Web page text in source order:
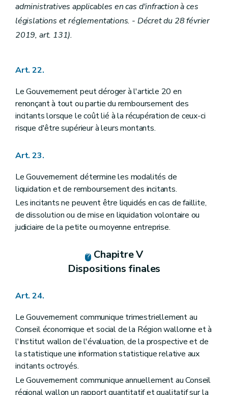
administratives applicables en cas d'infraction à ces
législations et réglementations. - Décret du 28 février
2019, art. 131).
Art. 22.
Le Gouvernement peut déroger à l'article 20 en
renonçant à tout ou partie du remboursement des
incitants lorsque le coût lié à la récupération de ceux-ci
risque d'être supérieur à leurs montants.
Art. 23.
Le Gouvernement détermine les modalités de
liquidation et de remboursement des incitants.
Les incitants ne peuvent être liquidés en cas de faillite,
de dissolution ou de mise en liquidation volontaire ou
judiciaire de la petite ou moyenne entreprise.
Chapitre V
Dispositions finales
Art. 24.
Le Gouvernement communique trimestriellement au
Conseil économique et social de la Région wallonne et à
l'Institut wallon de l'évaluation, de la prospective et de
la statistique une information statistique relative aux
incitants octroyés.
Le Gouvernement communique annuellement au Conseil
régional wallon un rapport quantitatif et qualitatif sur la